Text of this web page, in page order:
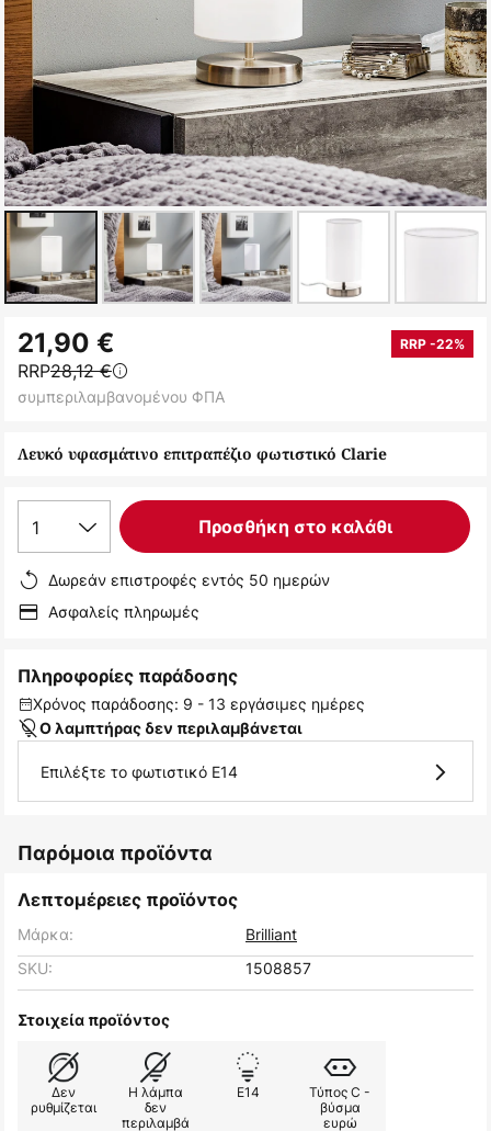
στην
αρχή
της
εικόνων
Λευκό υφασμάτινο επιτραπέζιο φωτιστικό Clarie
21,90 € RRP -22%
RRP28,12 €
συμπεριλαμβανομένου ΦΠΑ
1 Προσθήκη στο καλάθι
Δωρεάν επιστροφές εντός 50 ημερών
Ασφαλείς πληρωμές
Πληροφορίες παράδοσης
Χρόνος παράδοσης: 9 - 13 εργάσιμες ημέρες
Ο λαμπτήρας δεν περιλαμβάνεται
Επιλέξτε το φωτιστικό E14
Παρόμοια προϊόντα
Λεπτομέρειες προϊόντος
Μάρκα:
Brilliant
SKU:
1508857
Στοιχεία προϊόντος
Δεν
ρυθμίζεται
Η λάμπα
δεν
περιλαμβά
E14
Τύπος C -
βύσμα
ευρώ